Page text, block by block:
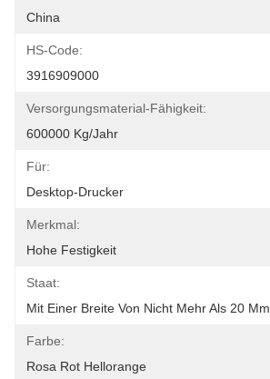
China
HS-Code:
3916909000
Versorgungsmaterial-Fähigkeit:
600000 Kg/Jahr
Für:
Desktop-Drucker
Merkmal:
Hohe Festigkeit
Staat:
Mit Einer Breite Von Nicht Mehr Als 20 Mm
Farbe:
Rosa Rot Hellorange